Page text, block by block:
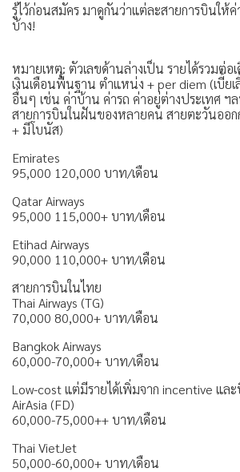
รู้ไว้ก่อนสมัคร มาดูกันว่าแต่ละสายการบินให้
บ้าง!
หมายเหตุ: ตัวเลขด้านล่างเป็น รายได้รวมต่อ
เงินเดือนพื้นฐาน ตำแหน่ง + per diem (เบี้ยเ
อื่นๆ เช่น ค่าบ้าน ค่ารถ ค่าอยู่ต่างประเทศ ฯ
สายการบินในฝันของหลายคน สายตะวันออก
+ มีโบนัส)
Emirates
95,000 120,000 บาท/เดือน
Qatar Airways
95,000 115,000+ บาท/เดือน
Etihad Airways
90,000 110,000+ บาท/เดือน
สายการบินในไทย
Thai Airways (TG)
70,000 80,000+ บาท/เดือน
Bangkok Airways
60,000-70,000+ บาท/เดือน
Low-cost แต่มีรายได้เพิ่มจาก incentive และ
AirAsia (FD)
60,000-75,000++ บาท/เดือน
Thai VietJet
50,000-60,000+ บาท/เดือน